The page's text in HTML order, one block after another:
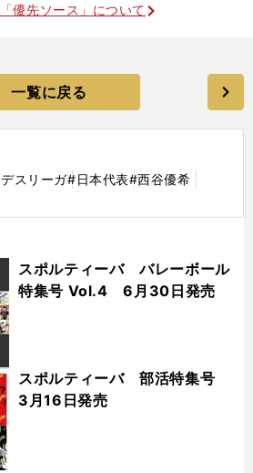
優先ソース」について
一覧に戻る
スリーガ#日本代表#西谷優希
スポルティーバ バレーボール
特集号 Vol.4 6月30日発売
スポルティーバ 部活特集号
3月16日発売